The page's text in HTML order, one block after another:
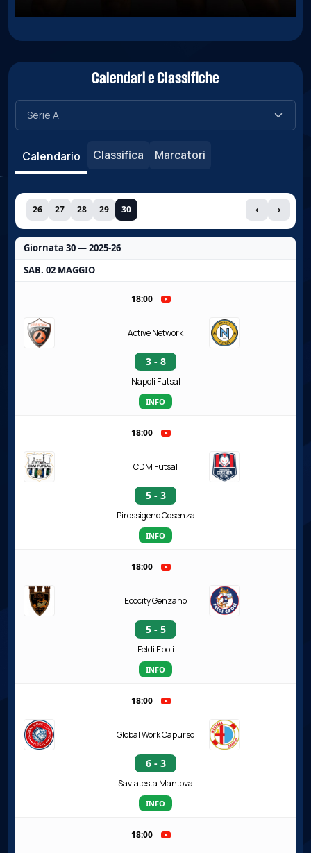
Calendari e Classifiche
Calendario Classifica Marcatori
26 27 28 29 30 ‹ ›
Giornata 30 — 2025-26
SAB. 02 MAGGIO
18:00
Active Network
3 - 8
Napoli Futsal
INFO
18:00
CDM Futsal
5 - 3
Pirossigeno Cosenza
INFO
18:00
Ecocity Genzano
5 - 5
Feldi Eboli
INFO
18:00
Global Work Capurso
6 - 3
Saviatesta Mantova
INFO
18:00